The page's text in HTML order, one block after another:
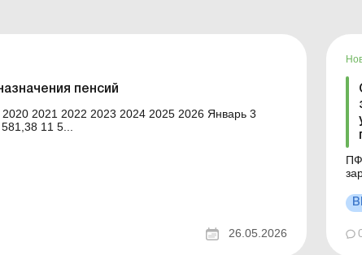
пенсий
119,04 3 894,73 5 378,61 6 930,69 8 186,94 9 581,38 11 5...
26.05.2026
теме: